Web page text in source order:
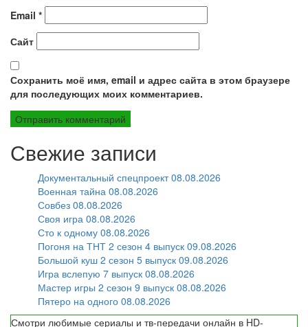
Email *
Сайт
Сохранить моё имя, email и адрес сайта в этом браузере
для последующих моих комментариев.
Свежие записи
Документальный спецпроект 08.08.2026
Военная тайна 08.08.2026
Совбез 08.08.2026
Своя игра 08.08.2026
Сто к одному 08.08.2026
Погоня на ТНТ 2 сезон 4 выпуск 09.08.2026
Большой куш 2 сезон 5 выпуск 09.08.2026
Игра вслепую 7 выпуск 08.08.2026
Мастер игры 2 сезон 9 выпуск 08.08.2026
Пятеро на одного 08.08.2026
Смотри любимые сериалы и тв-передачи онлайн в HD-